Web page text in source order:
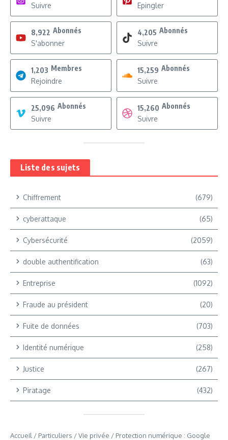
Suivre
Epingler
8,922 Abonnés
S'abonner
4,205 Abonnés
Suivre
1,203 Membres
Rejoindre
15,259 Abonnés
Suivre
25,096 Abonnés
Suivre
15,260 Abonnés
Suivre
Liste des sujets
Chiffrement (679)
cyberattaque (65)
Cybersécurité (2059)
double authentification (63)
Entreprise (1092)
Fraude au président (20)
Fuite de données (703)
Identité numérique (258)
Justice (267)
Piratage (432)
Accueil / Particuliers /Vie privée / Protection numérique : Google